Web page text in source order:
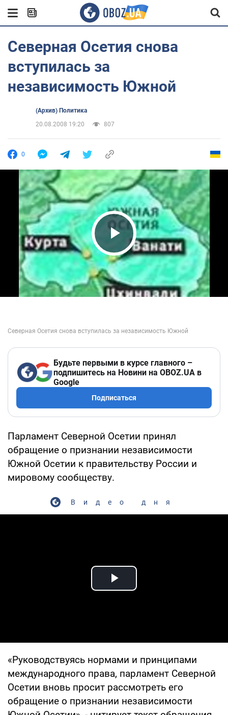
Северная Осетия снова
вступилась за
независимость Южной
(Архив) Политика
20.08.2008 19:20
807
0
Play Video
Будьте первыми в курсе главного –
подпишитесь на Новини на OBOZ.UA в
Google
Подписаться
Парламент Северной Осетии принял
обращение о признании независимости
Южной Осетии к правительству России и
мировому сообществу.
Видео дня
Play Video
«Руководствуясь нормами и принципами
международного права, парламент Северной
Осетии вновь просит рассмотреть его
обращение о признании независимости